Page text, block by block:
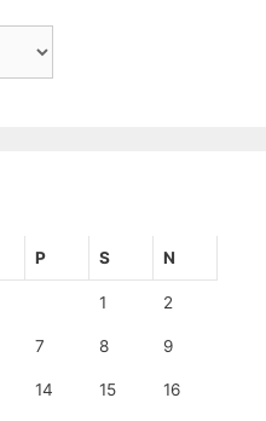
P S N
1 2
7 8 9
14 15 16